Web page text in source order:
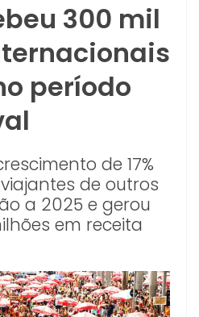
300 mil
período
de 17%
de outros
a 2025 e gerou
em receita